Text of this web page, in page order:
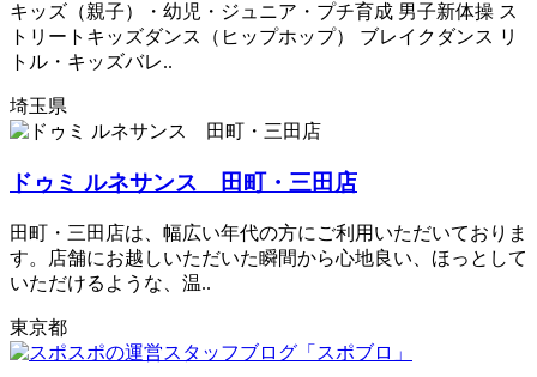
キッズ（親子）・幼児・ジュニア・プチ育成 男子新体操 ス
トリートキッズダンス（ヒップホップ） ブレイクダンス リ
トル・キッズバレ..
埼玉県
ドゥミ ルネサンス 田町・三田店
田町・三田店は、幅広い年代の方にご利用いただいておりま
す。店舗にお越しいただいた瞬間から心地良い、ほっとして
いただけるような、温..
東京都